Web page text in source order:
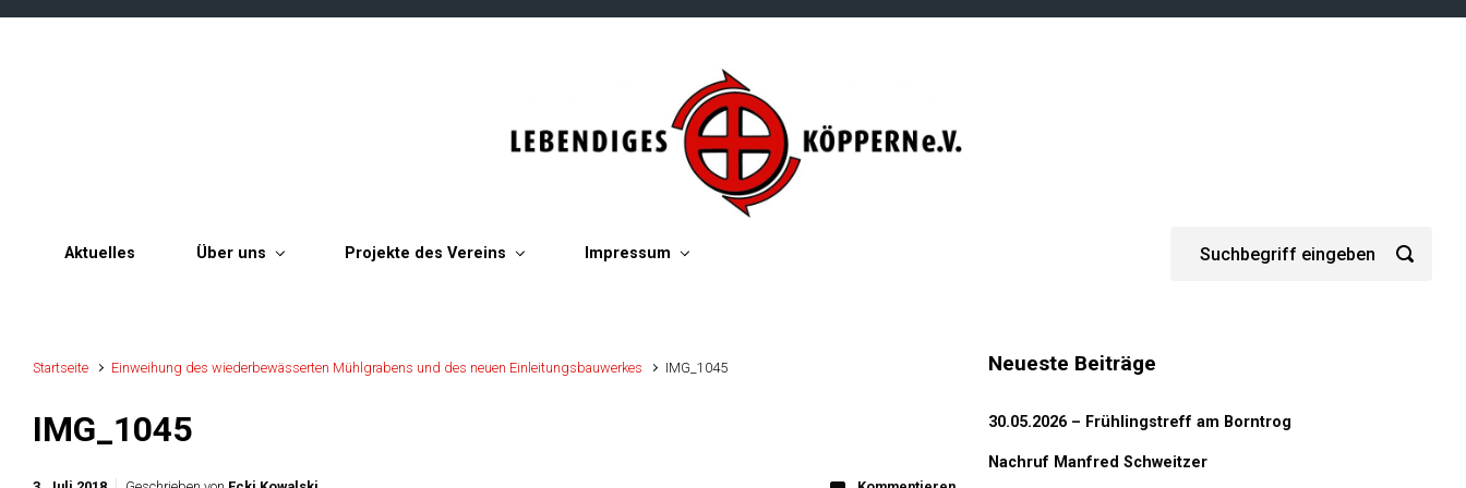
Zum Hauptinhalt springen
Aktuelles Über uns Projekte des Vereins Impressum
Startseite Einweihung des wiederbewässerten Mühlgrabens und des neuen Einleitungsbauwerkes IMG_1045
IMG_1045
Neueste Beiträge
30.05.2026 – Frühlingstreff am Borntrog
Nachruf Manfred Schweitzer